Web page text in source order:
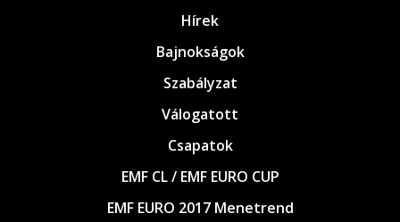
Hírek
Bajnokságok
Szabályzat
Válogatott
Csapatok
EMF CL / EMF EURO CUP
EMF EURO 2017 Menetrend